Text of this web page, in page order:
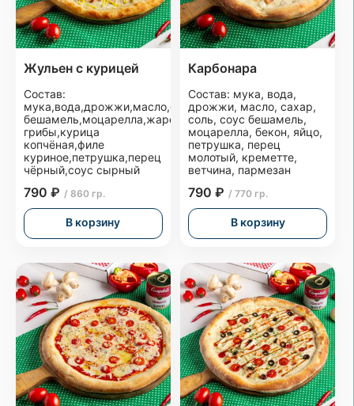
Жульен с курицей
Состав:
мука,вода,дрожжи,масло,сахар,соль,соус
бешамель,моцарелла,жареные
грибы,курица
копчёная,филе
куриное,петрушка,перец
чёрный,соус сырный
790 ₽ / 860 гр.
В корзину
Карбонара
Состав: мука, вода,
дрожжи, масло, сахар,
соль, соус бешамель,
моцарелла, бекон, яйцо,
петрушка, перец
молотый, креметте,
ветчина, пармезан
790 ₽ / 770 гр.
В корзину